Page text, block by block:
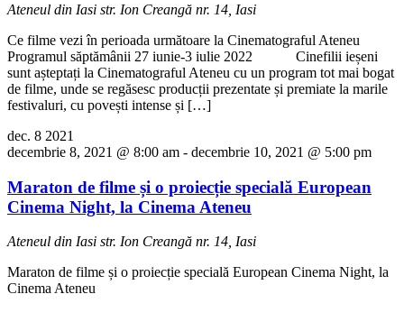
Ateneul din Iasi str. Ion Creangă nr. 14, Iasi
Ce filme vezi în perioada următoare la Cinematograful Ateneu
Programul săptămânii 27 iunie-3 iulie 2022 Cinefilii ieșeni
sunt așteptați la Cinematograful Ateneu cu un program tot mai bogat
de filme, unde se regăsesc producții prezentate și premiate la marile
festivaluri, cu povești intense și […]
dec. 8 2021
decembrie 8, 2021 @ 8:00 am - decembrie 10, 2021 @ 5:00 pm
Maraton de filme și o proiecție specială European
Cinema Night, la Cinema Ateneu
Ateneul din Iasi str. Ion Creangă nr. 14, Iasi
Maraton de filme și o proiecție specială European Cinema Night, la
Cinema Ateneu